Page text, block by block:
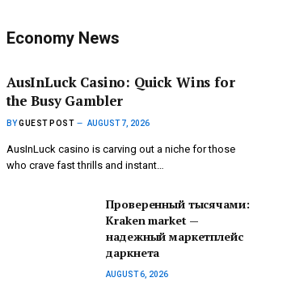
Economy News
AusInLuck Casino: Quick Wins for
the Busy Gambler
BYGUEST POST AUGUST 7, 2026
AusInLuck casino is carving out a niche for those
who crave fast thrills and instant…
Проверенный тысячами:
Kraken market —
надежный маркетплейс
даркнета
AUGUST 6, 2026